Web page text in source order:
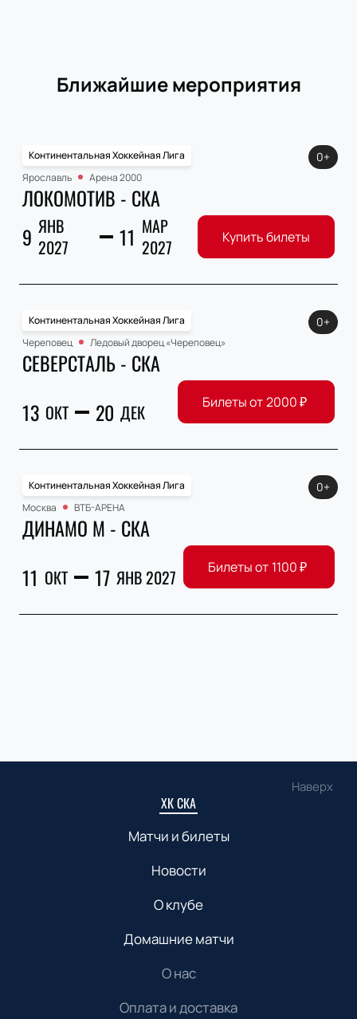
Ближайшие мероприятия
Континентальная Хоккейная Лига
Ярославль
Арена 2000
ЛОКОМОТИВ - СКА
9 ЯНВ
2027
11 МАР
2027
0+
Купить билеты
Континентальная Хоккейная Лига
Череповец
Ледовый дворец «Череповец»
СЕВЕРСТАЛЬ - СКА
13 ОКТ 20 ДЕК
0+
Билеты от2000₽
Континентальная Хоккейная Лига
Москва
ВТБ-АРЕНА
ДИНАМО М - СКА
11 ОКТ 17 ЯНВ 2027
0+
Билеты от 1100₽
Наверх
ХК СКА
Матчи и билеты
Новости
О клубе
Домашние матчи
О нас
Оплата и доставка